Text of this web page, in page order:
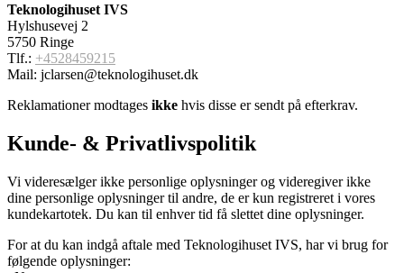
Teknologihuset IVS
Hylshusevej 2
5750 Ringe
Tlf.: +4528459215
Mail: jclarsen@teknologihuset.dk
Reklamationer modtages ikke hvis disse er sendt på efterkrav.
Kunde- & Privatlivspolitik
Vi videresælger ikke personlige oplysninger og videregiver ikke
dine personlige oplysninger til andre, de er kun registreret i vores
kundekartotek. Du kan til enhver tid få slettet dine oplysninger.
For at du kan indgå aftale med Teknologihuset IVS, har vi brug for
følgende oplysninger: